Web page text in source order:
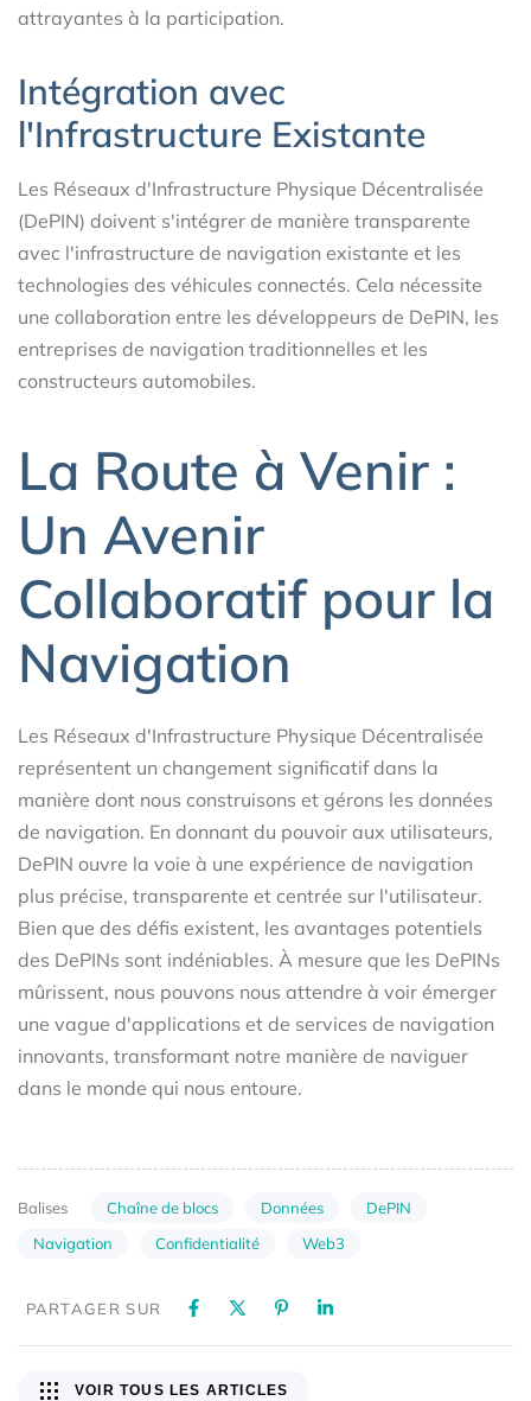
attrayantes à la participation.
Intégration avec
l'Infrastructure Existante
Les Réseaux d'Infrastructure Physique Décentralisée
(DePIN) doivent s'intégrer de manière transparente
avec l'infrastructure de navigation existante et les
technologies des véhicules connectés. Cela nécessite
une collaboration entre les développeurs de DePIN, les
entreprises de navigation traditionnelles et les
constructeurs automobiles.
La Route à Venir :
Un Avenir
Collaboratif pour la
Navigation
Les Réseaux d'Infrastructure Physique Décentralisée
représentent un changement significatif dans la
manière dont nous construisons et gérons les données
de navigation. En donnant du pouvoir aux utilisateurs,
DePIN ouvre la voie à une expérience de navigation
plus précise, transparente et centrée sur l'utilisateur.
Bien que des défis existent, les avantages potentiels
des DePINs sont indéniables. À mesure que les DePINs
mûrissent, nous pouvons nous attendre à voir émerger
une vague d'applications et de services de navigation
innovants, transformant notre manière de naviguer
dans le monde qui nous entoure.
Balises Chaîne de blocs Données
DePIN
Navigation
Confidentialité Web3
PARTAGER SUR
VOIR TOUS LES ARTICLES